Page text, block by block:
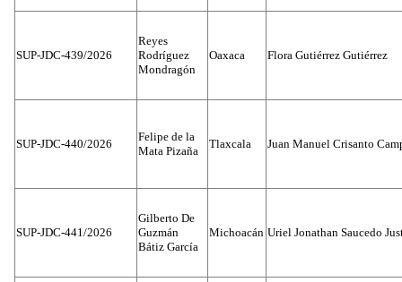
SUP-JDC-439/2026
Reyes
Rodríguez
Mondragón
Oaxaca Flora Gutiérrez Gutiérrez
SUP-JDC-440/2026
Felipe de la
Mata Pizaña
Tlaxcala Juan Manuel Crisanto
SUP-JDC-441/2026
Gilberto De
Guzmán
Bátiz García
Michoacán Uriel Jonathan Saucedo